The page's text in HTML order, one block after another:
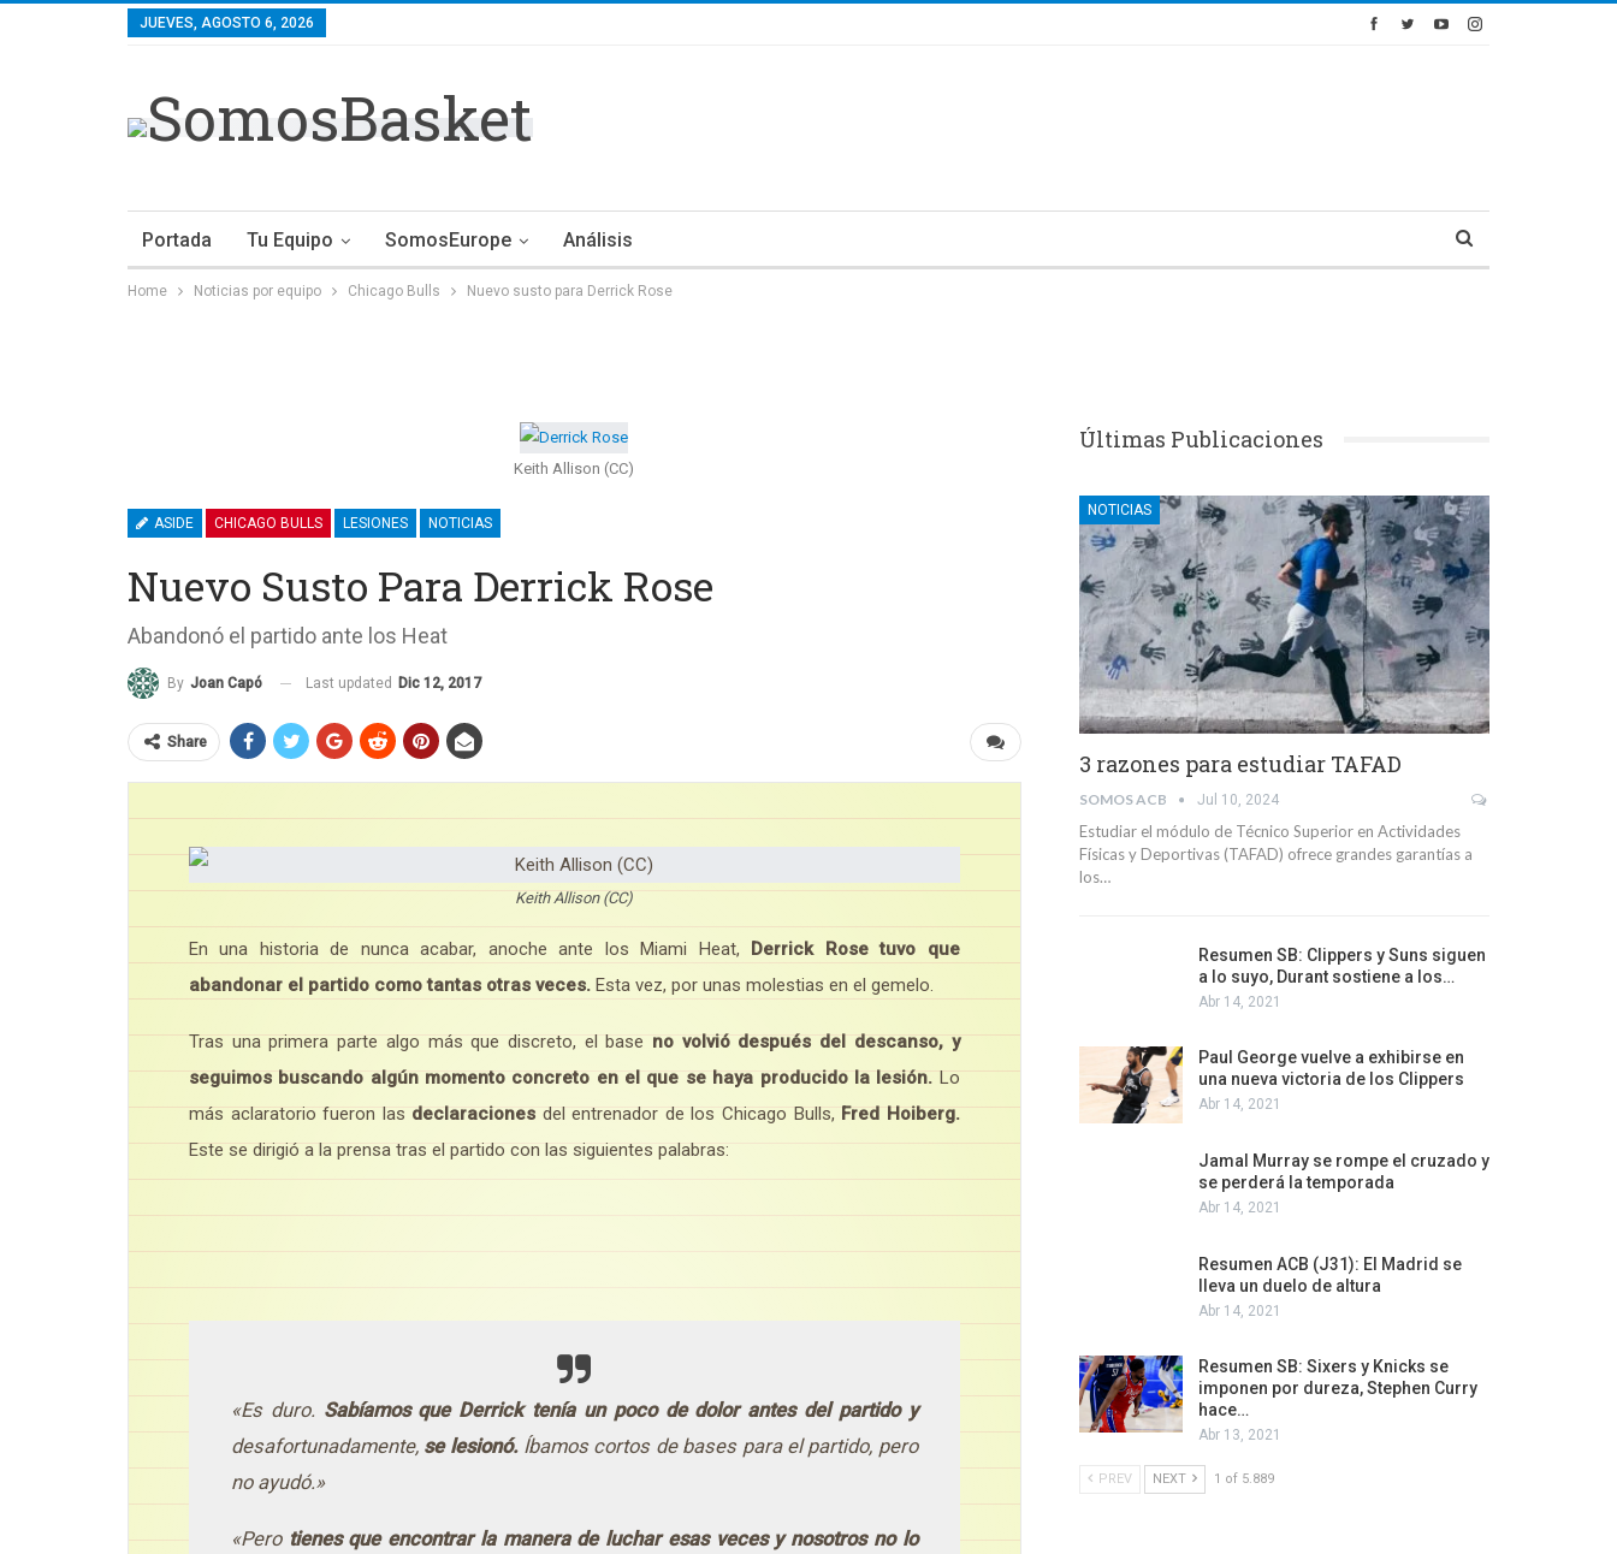
JUEVES, AGOSTO 6, 2026
Portada Tu Equipo SomosEurope Análisis
Home Noticias por equipo Chicago Bulls Nuevo susto para Derrick Rose
Keith Allison (CC)
ASIDE CHICAGO BULLS LESIONES NOTICIAS
Nuevo Susto Para Derrick Rose
Abandonó el partido ante los Heat
By Joan Capó Last updated Dic 12, 2017
Share
Keith Allison (CC)
En una historia de nunca acabar, anoche ante los Miami Heat, Derrick Rose tuvo que
abandonar el partido como tantas otras veces. Esta vez, por unas molestias en el gemelo.
Tras una primera parte algo más que discreto, el base no volvió después del descanso, y
seguimos buscando algún momento concreto en el que se haya producido la lesión. Lo
más aclaratorio fueron las declaraciones del entrenador de los Chicago Bulls, Fred Hoiberg.
Este se dirigió a la prensa tras el partido con las siguientes palabras:
«Es duro. Sabíamos que Derrick tenía un poco de dolor antes del partido y
desafortunadamente, se lesionó.Íbamos cortos de bases para el partido, pero
no ayudó.»
«Pero tienes que encontrar la manera de luchar esas veces y nosotros no lo
Últimas Publicaciones
NOTICIAS
3 razones para estudiar TAFAD
SOMOS ACB Jul 10, 2024
Estudiar el módulo de Técnico Superior en Actividades
Físicas y Deportivas (TAFAD) ofrece grandes garantías a
los…
Resumen SB: Clippers y Suns siguen
a lo suyo, Durant sostiene a los…
Abr 14, 2021
Paul George vuelve a exhibirse en
una nueva victoria de los Clippers
Abr 14, 2021
Jamal Murray se rompe el cruzado y
se perderá la temporada
Abr 14, 2021
Resumen ACB (J31): El Madrid se
lleva un duelo de altura
Abr 14, 2021
Resumen SB: Sixers y Knicks se
imponen por dureza, Stephen Curry
hace…
Abr 13, 2021
PREV NEXT 1 of 5.889